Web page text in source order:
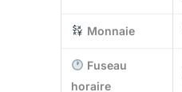
Monnaie
Fuseau
horaire